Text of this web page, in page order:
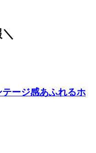
＼
ージ感あふれるホ